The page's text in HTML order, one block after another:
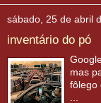
sábado, 25 de abril
inventário do pó
mas
fôlego
...